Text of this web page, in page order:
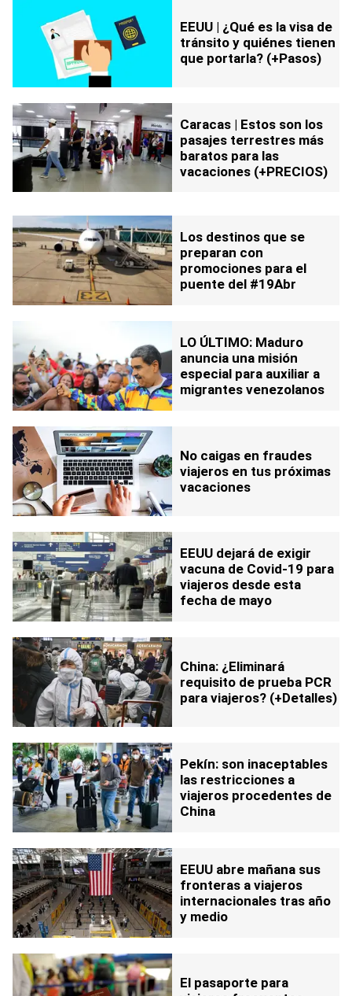
EEUU | ¿Qué es la visa de
tránsito y quiénes tienen
que portarla? (+Pasos)
Caracas | Estos son los
pasajes terrestres más
baratos para las
vacaciones (+PRECIOS)
Los destinos que se
preparan con
promociones para el
puente del #19Abr
LO ÚLTIMO: Maduro
anuncia una misión
especial para auxiliar a
migrantes venezolanos
No caigas en fraudes
viajeros en tus próximas
vacaciones
EEUU dejará de exigir
vacuna de Covid-19 para
viajeros desde esta
fecha de mayo
China: ¿Eliminará
requisito de prueba PCR
para viajeros? (+Detalles)
Pekín: son inaceptables
las restricciones a
viajeros procedentes de
China
EEUU abre mañana sus
fronteras a viajeros
internacionales tras año
y medio
El pasaporte para